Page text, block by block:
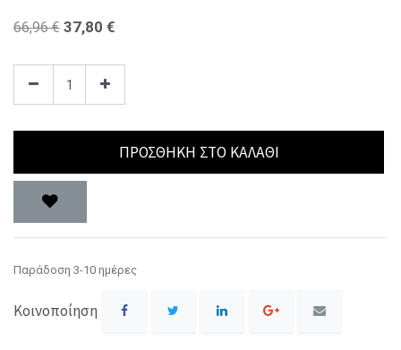
66,96€ 37,80 €
ΠΡΟΣΘΉΚΗ ΣΤΟ ΚΑΛΆΘΙ
Παράδοση 3-10 ημέρες
Κοινοποίηση